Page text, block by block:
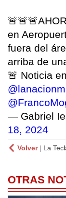
en
fuera del
arriba de
🚨 Noticia
— Gabriel
18, 2024
Volver| La
OTRAS